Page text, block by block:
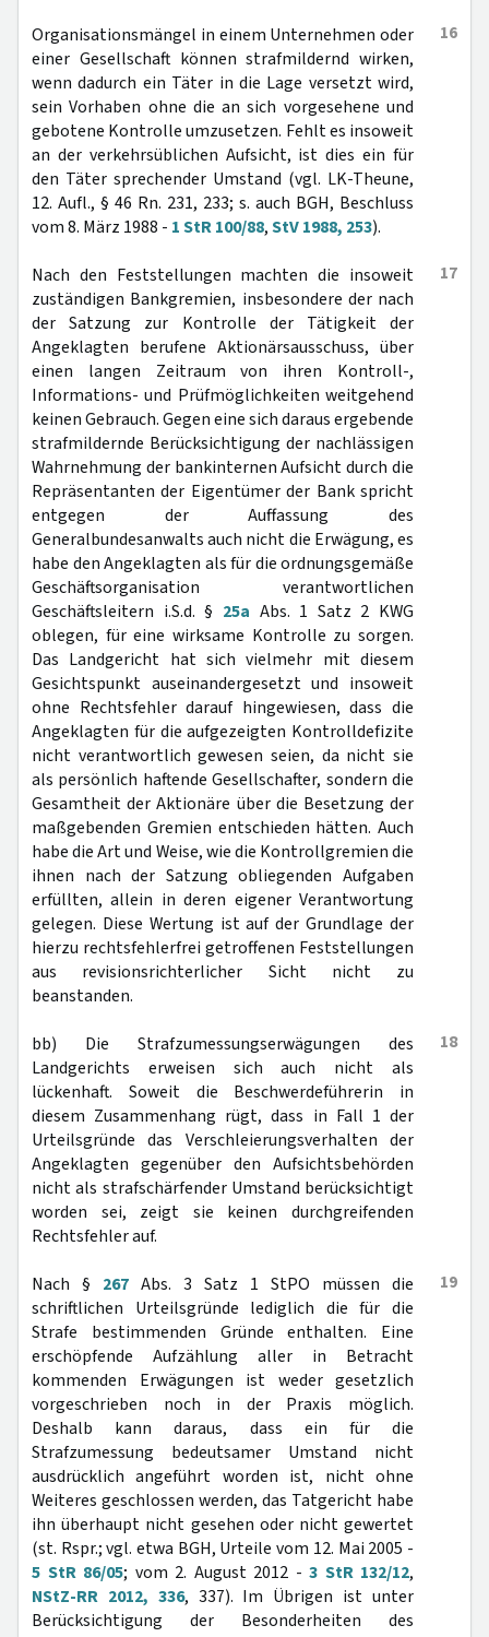
16
Organisationsmängel in einem Unternehmen oder
einer Gesellschaft können strafmildernd wirken,
wenn dadurch ein Täter in die Lage versetzt wird,
sein Vorhaben ohne die an sich vorgesehene und
gebotene Kontrolle umzusetzen. Fehlt es insoweit
an der verkehrsüblichen Aufsicht, ist dies ein für
den Täter sprechender Umstand (vgl. LK-Theune,
12. Aufl., § 46 Rn. 231, 233; s. auch BGH, Beschluss
vom 8. März 1988 - 1 StR 100/88,StV 1988, 253).
17
Nach den Feststellungen machten die insoweit
zuständigen Bankgremien, insbesondere der nach
der Satzung zur Kontrolle der Tätigkeit der
Angeklagten berufene Aktionärsausschuss, über
einen langen Zeitraum von ihren Kontroll-,
Informations- und Prüfmöglichkeiten weitgehend
keinen Gebrauch. Gegen eine sich daraus ergebende
strafmildernde Berücksichtigung der nachlässigen
Wahrnehmung der bankinternen Aufsicht durch die
Repräsentanten der Eigentümer der Bank spricht
entgegen der Auffassung des
Generalbundesanwalts auch nicht die Erwägung, es
habe den Angeklagten als für die ordnungsgemäße
Geschäftsorganisation verantwortlichen
Geschäftsleitern i.S.d. § 25a Abs. 1 Satz 2 KWG
oblegen, für eine wirksame Kontrolle zu sorgen.
Das Landgericht hat sich vielmehr mit diesem
Gesichtspunkt auseinandergesetzt und insoweit
ohne Rechtsfehler darauf hingewiesen, dass die
Angeklagten für die aufgezeigten Kontrolldefizite
nicht verantwortlich gewesen seien, da nicht sie
als persönlich haftende Gesellschafter, sondern die
Gesamtheit der Aktionäre über die Besetzung der
maßgebenden Gremien entschieden hätten. Auch
habe die Art und Weise, wie die Kontrollgremien die
ihnen nach der Satzung obliegenden Aufgaben
erfüllten, allein in deren eigener Verantwortung
gelegen. Diese Wertung ist auf der Grundlage der
hierzu rechtsfehlerfrei getroffenen Feststellungen
aus revisionsrichterlicher Sicht nicht zu
beanstanden.
18
bb) Die Strafzumessungserwägungen des
Landgerichts erweisen sich auch nicht als
lückenhaft. Soweit die Beschwerdeführerin in
diesem Zusammenhang rügt, dass in Fall 1 der
Urteilsgründe das Verschleierungsverhalten der
Angeklagten gegenüber den Aufsichtsbehörden
nicht als strafschärfender Umstand berücksichtigt
worden sei, zeigt sie keinen durchgreifenden
Rechtsfehler auf.
19
Nach § 267 Abs. 3 Satz 1 StPO müssen die
schriftlichen Urteilsgründe lediglich die für die
Strafe bestimmenden Gründe enthalten. Eine
erschöpfende Aufzählung aller in Betracht
kommenden Erwägungen ist weder gesetzlich
vorgeschrieben noch in der Praxis möglich.
Deshalb kann daraus, dass ein für die
Strafzumessung bedeutsamer Umstand nicht
ausdrücklich angeführt worden ist, nicht ohne
Weiteres geschlossen werden, das Tatgericht habe
ihn überhaupt nicht gesehen oder nicht gewertet
(st. Rspr.; vgl. etwa BGH, Urteile vom 12. Mai 2005 -
5 StR 86/05; vom 2. August 2012 - 3 StR 132/12,
NStZ-RR 2012, 336, 337). Im Übrigen ist unter
Berücksichtigung der Besonderheiten des